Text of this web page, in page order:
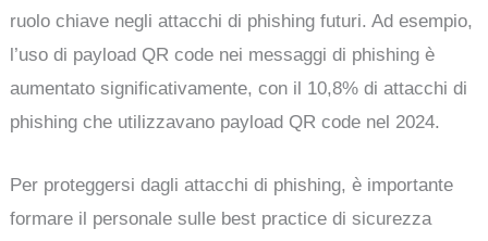
ruolo chiave negli attacchi di phishing futuri. Ad esempio,
l’uso di payload QR code nei messaggi di phishing è
aumentato significativamente, con il 10,8% di attacchi di
phishing che utilizzavano payload QR code nel 2024.
Per proteggersi dagli attacchi di phishing, è importante
formare il personale sulle best practice di sicurezza